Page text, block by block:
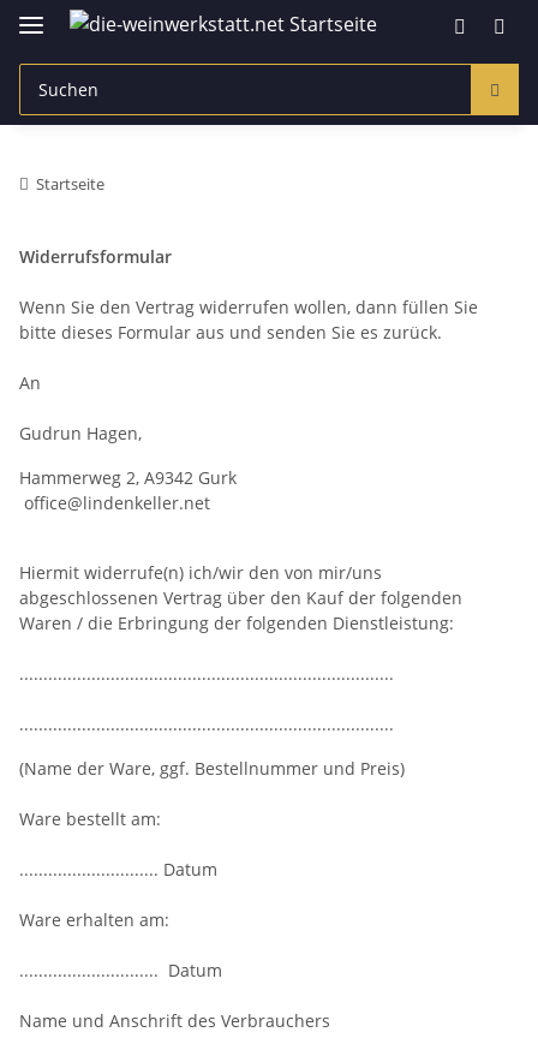
Startseite
Widerrufsformular
Wenn Sie den Vertrag widerrufen wollen, dann füllen Sie
bitte dieses Formular aus und senden Sie es zurück.
An
Gudrun Hagen,
Hammerweg 2, A9342 Gurk
office@lindenkeller.net
Hiermit widerrufe(n) ich/wir den von mir/uns
abgeschlossenen Vertrag über den Kauf der folgenden
Waren / die Erbringung der folgenden Dienstleistung:
..............................................................................
..............................................................................
(Name der Ware, ggf. Bestellnummer und Preis)
Ware bestellt am:
............................. Datum
Ware erhalten am:
............................. Datum
Name und Anschrift des Verbrauchers